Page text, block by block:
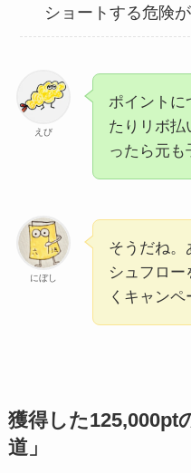
ショートする危険が
えび
ポイントに
たりリボ払
ったら元も
にぼし
そうだね。
シュフロー
くキャンペ
獲得した125,000pt
道」